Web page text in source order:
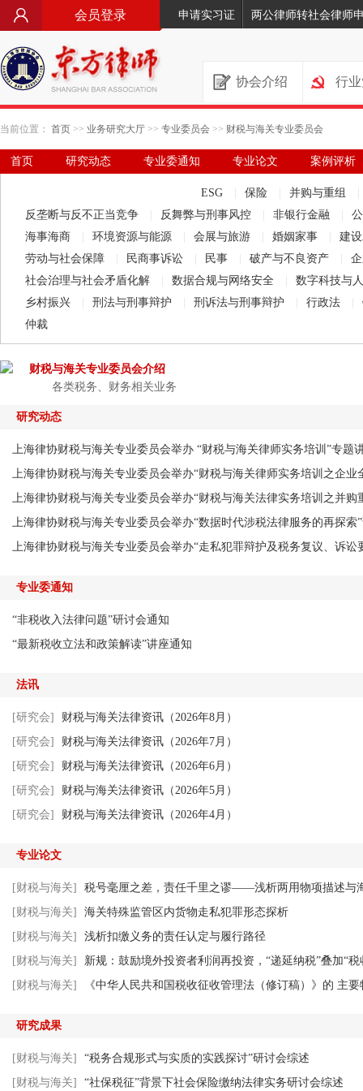
会员登录 申请实习证 两公律师转社会律师
协会介绍 行
当前位置： 首页 >> 业务研究大厅 >> 专业委员会 >> 财税与海关专业委员会
首页 研究动态 专业委通知 专业论文
案例评析
ESG 保险 并购与重组
反垄断与反不正当竞争
反舞弊与刑事风控 非银行金融
海事海商
环境资源与能源 会展与旅游 婚姻家事
建
劳动与社会保障
民商事诉讼 民事 破产与不良资产
社会治理与社会矛盾化解
数据合规与网络安全
数字科技与
乡村振兴
刑法与刑事辩护 刑诉法与刑事辩护 行政法
仲裁
财税与海关专业委员会介绍
各类税务、财务相关业务
研究动态
上海律协财税与海关专业委员会举办 “财税与海关律师实务培训”专题
上海律协财税与海关专业委员会举办“财税与海关律师实务培训之企业
上海律协财税与海关专业委员会举办“财税与海关法律实务培训之并购
上海律协财税与海关专业委员会举办“数据时代涉税法律服务的再探索
上海律协财税与海关专业委员会举办“走私犯罪辩护及税务复议、诉讼
专业委通知
“非税收入法律问题”研讨会通知
“最新税收立法和政策解读”讲座通知
法讯
[研究会]
财税与海关法律资讯（2026年8月）
[研究会]
财税与海关法律资讯（2026年7月）
[研究会]
财税与海关法律资讯（2026年6月）
[研究会]
财税与海关法律资讯（2026年5月）
[研究会]
财税与海关法律资讯（2026年4月）
专业论文
[财税与海关]
税号毫厘之差，责任千里之谬——浅析两用物项描述与
[财税与海关]
海关特殊监管区内货物走私犯罪形态探析
[财税与海关]
浅析扣缴义务的责任认定与履行路径
[财税与海关]
新规：鼓励境外投资者利润再投资，“递延纳税”叠加“税
[财税与海关]
《中华人民共和国税收征收管理法（修订稿）》的 主
研究成果
[财税与海关]
“税务合规形式与实质的实践探讨”研讨会综述
[财税与海关]
“社保税征”背景下社会保险缴纳法律实务研讨会综述